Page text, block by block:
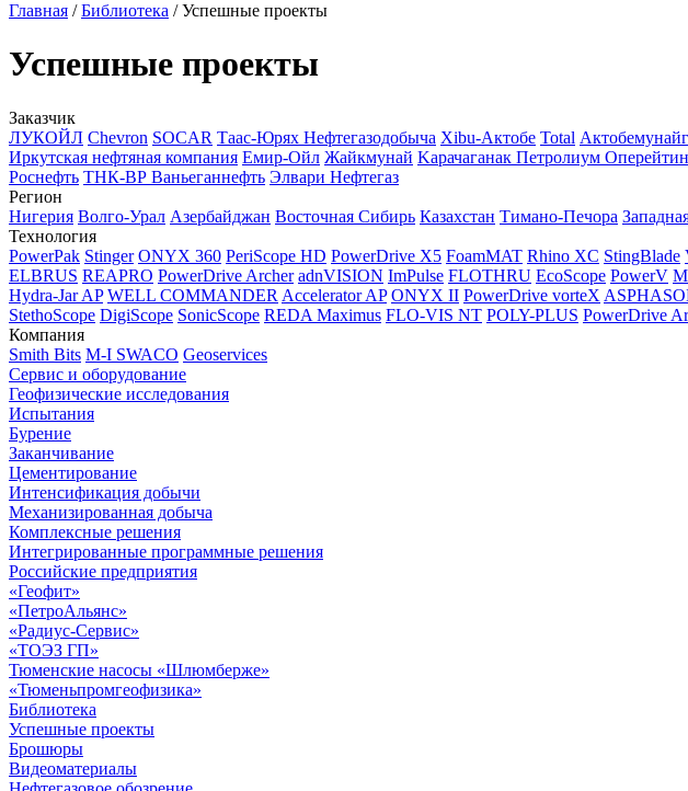
Главная /Библиотека /Успешные проекты
Успешные проекты
Заказчик
ЛУКОЙЛ Chevron SOCAR Таас-Юрях Нефтегазодобыча Xibu-Актобе Total
Иркутская нефтяная компания Емир-Ойл Жайкмунай Kарачаганак Петролиум
Роснефть ТНК-ВР Ваньеганнефть Элвари Нефтегаз
Регион
Нигерия Волго-Урал Азербайджан Восточная Сибирь Казахстан Тимано-Печора
Технология
PowerPak Stinger ONYX 360 PeriScope HD PowerDrive X5 FoamMAT Rhino XC StingBlade
ELBRUS REAPRO PowerDrive Archer adnVISION ImPulse FLOTHRU EcoScope PowerV
Hydra-Jar AP WELL COMMANDER Accelerator AP ONYX II PowerDrive vorteX
StethoScope DigiScope SonicScope REDA Maximus FLO-VIS NT POLY-PLUS PowerDrive
Компания
Smith Bits M-I SWACO Geoservices
Сервис и оборудование
Геофизические исследования
Испытания
Бурение
Заканчивание
Цементирование
Интенсификация добычи
Механизированная добыча
Комплексные решения
Интегрированные программные решения
Российские предприятия
«Геофит»
«ПетроАльянс»
«Радиус-Сервис»
«ТОЭЗ ГП»
Тюменские насосы «Шлюмберже»
«Тюменьпромгеофизика»
Библиотека
Успешные проекты
Брошюры
Видеоматериалы